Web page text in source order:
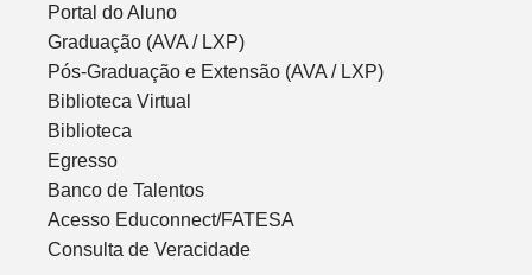
Portal do Aluno
Graduação (AVA / LXP)
Pós-Graduação e Extensão (AVA / LXP)
Biblioteca Virtual
Biblioteca
Egresso
Banco de Talentos
Acesso Educonnect/FATESA
Consulta de Veracidade